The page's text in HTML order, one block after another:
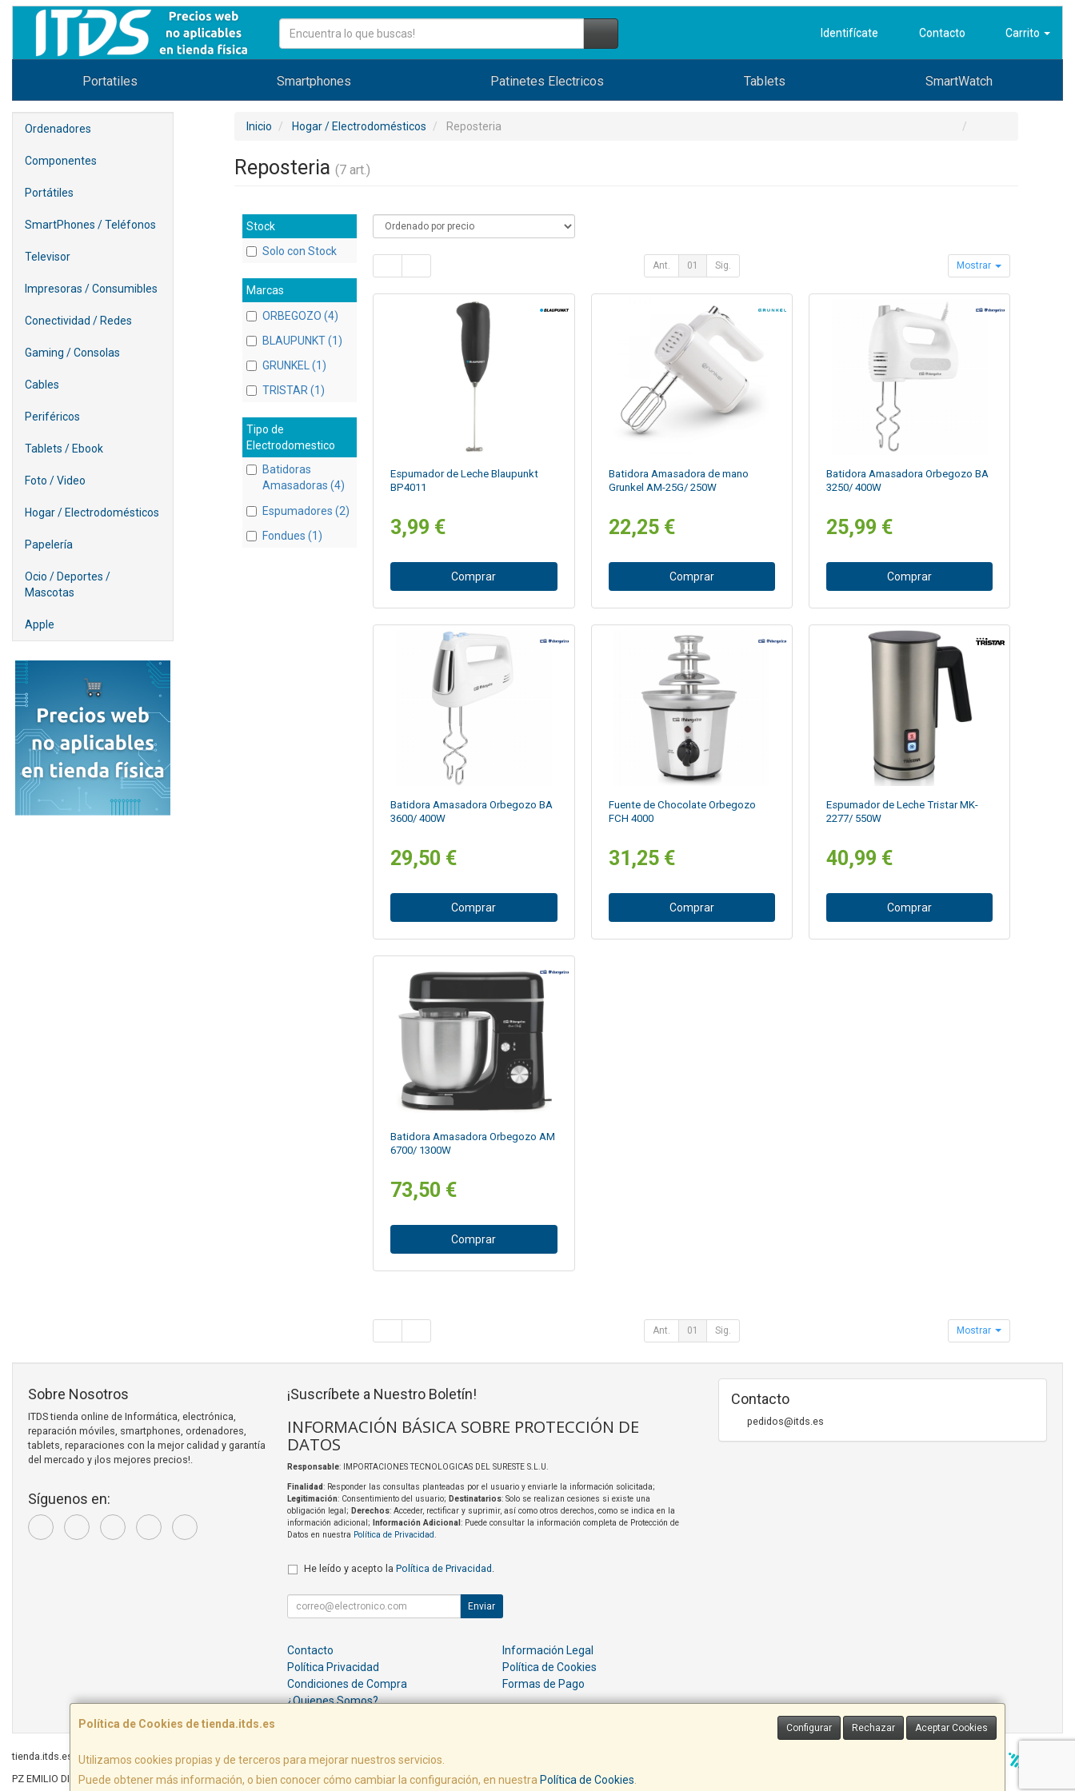
Identifícate Contacto Carrito
Portatiles Smartphones Patinetes Electricos Tablets SmartWatch
Ordenadores
Componentes
Portátiles
SmartPhones / Teléfonos
Televisor
Impresoras / Consumibles
Conectividad / Redes
Gaming / Consolas
Cables
Periféricos
Tablets / Ebook
Foto / Video
Hogar / Electrodomésticos
Papelería
Ocio / Deportes /
Mascotas
Apple
Inicio Hogar / Electrodomésticos Reposteria
Reposteria (7 art.)
Stock
Solo con Stock
Marcas
ORBEGOZO (4)
BLAUPUNKT (1)
GRUNKEL (1)
TRISTAR (1)
Tipo de
Electrodomestico
Batidoras
Amasadoras (4)
Espumadores (2)
Fondues (1)
Ant. 01 Sig. Mostrar
Espumador de Leche Blaupunkt
BP4011
3,99 €
Comprar
Batidora Amasadora de mano
Grunkel AM-25G/ 250W
22,25 €
Comprar
Batidora Amasadora Orbegozo BA
3250/ 400W
25,99 €
Comprar
Batidora Amasadora Orbegozo BA
3600/ 400W
29,50 €
Comprar
Fuente de Chocolate Orbegozo
FCH 4000
31,25 €
Comprar
Espumador de Leche Tristar MK-
2277/ 550W
40,99 €
Comprar
Batidora Amasadora Orbegozo AM
6700/ 1300W
73,50 €
Comprar
Ant. 01 Sig. Mostrar
Política de Cookies de tienda.itds.es Configurar Rechazar Aceptar Cookies
Utilizamos cookies propias y de terceros para mejorar nuestros servicios.
Puede obtener más información, o bien conocer cómo cambiar la configuración, en nuestra Política de Cookies
Sobre Nosotros
ITDS tienda online de Informática, electrónica,
reparación móviles, smartphones, ordenadores,
tablets, reparaciones con la mejor calidad y garantía
del mercado y ¡los mejores precios!.
Síguenos en:
¡Suscríbete a Nuestro Boletín!
INFORMACIÓN BÁSICA SOBRE PROTECCIÓN DE
DATOS
Responsable: IMPORTACIONES TECNOLOGICAS DEL SURESTE S.L.U.
Finalidad: Responder las consultas planteadas por el usuario y enviarle la información solicitada;
Legitimación: Consentimiento del usuario; Destinatarios: Solo se realizan cesiones si existe una
obligación legal; Derechos: Acceder, rectificar y suprimir, así como otros derechos, como se indica en la
información adicional;
Información Adicional : Puede consultar la información completa de Protección de
Datos en nuestra Política de Privacidad
He leído y acepto la Política de Privacidad
Enviar
Contacto
Información Legal
Política Privacidad
Política de Cookies
Condiciones de Compra
Formas de Pago
¿Quienes Somos?
Contacto
pedidos@itds.es
tienda.itds.es © 2026
PZ EMILIO DIEZ DE REVENGA, EDIF LIBERTAD LOCAL E6, 30009, MURCIA, España. - C.I.F.: B73664054 - Tfno: 968909023 -Resolución de Litigios